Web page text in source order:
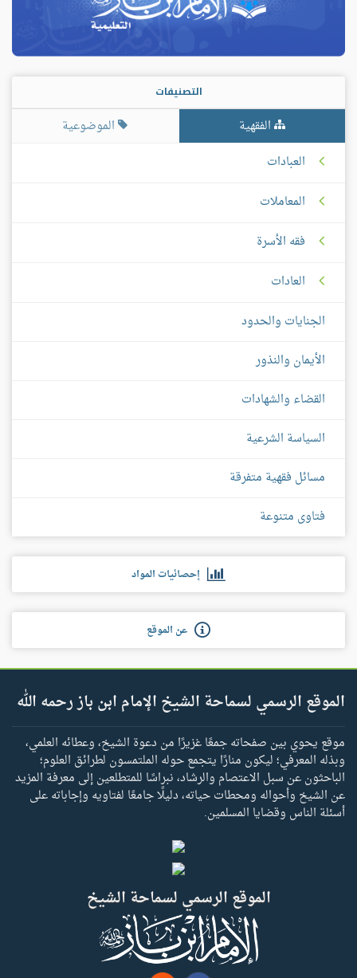
التصنيفات
الفقهية
الموضوعية
العبادات
المعاملات
فقه الأسرة
العادات
الجنايات والحدود
الأيمان والنذور
القضاء والشهادات
السياسة الشرعية
مسائل فقهية متفرقة
فتاوى متنوعة
إحصائيات المواد
عن الموقع
الموقع الرسمي لسماحة الشيخ الإمام ابن باز رحمه الله
موقع يحوي بين صفحاته جمعًا غزيرًا من دعوة الشيخ، وعطائه العلمي،
وبذله المعرفي؛ ليكون منارًا يتجمع حوله الملتمسون لطرائق العلوم؛
الباحثون عن سبل الاعتصام والرشاد، نبراسًا للمتطلعين إلى معرفة المزيد
عن الشيخ وأحواله ومحطات حياته، دليلًا جامعًا لفتاويه وإجاباته على
أسئلة الناس وقضايا المسلمين.
الموقع الرسمي لسماحة الشيخ